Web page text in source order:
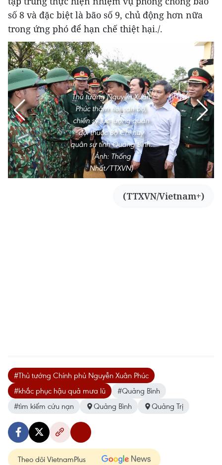
số 8 và đặc biệt là bão số 9, chủ động hơn nữa
trong ứng phó để hạn chế thiệt hại./.
Thủ tướng Nguyễn Xuân
Phúc thăm hỏi cán bộ,
chiến sỹ lực lượng quân
đội thuộc Bộ Chỉ huy
quân sự tỉnh Quảng Bình.
(Ảnh: Thống
Nhất/TTXVN)
(TTXVN/Vietnam+)
#Thủ tướng Chính phủ Nguyễn Xuân Phúc
#khắc phục hậu quả mưa lũ
#Quảng Bình
#tìm kiếm cứu nạn
Quảng Bình Quảng Trị
Theo dõi VietnamPlus